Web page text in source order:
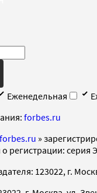
Еженедельная
forbes.ru
forbes.ru »
регистрации: серия
123022, г.